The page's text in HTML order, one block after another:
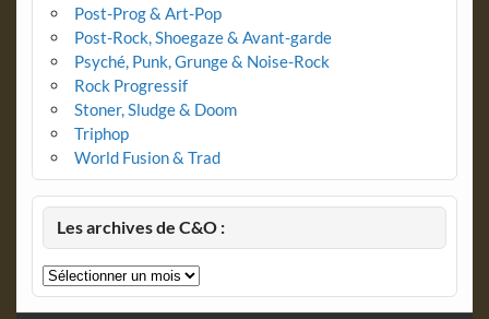
Post-Prog & Art-Pop
Post-Rock, Shoegaze & Avant-garde
Psyché, Punk, Grunge & Noise-Rock
Rock Progressif
Stoner, Sludge & Doom
Triphop
World Fusion & Trad
Les archives de C&O :
Les
archives